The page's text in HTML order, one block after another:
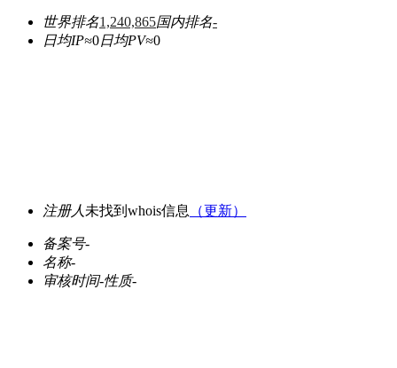
世界排名1,240,865国内排名-
日均IP≈0日均PV≈0
注册人 未找到whois信息 （更新）
备案号-
名称-
审核时间-性质-